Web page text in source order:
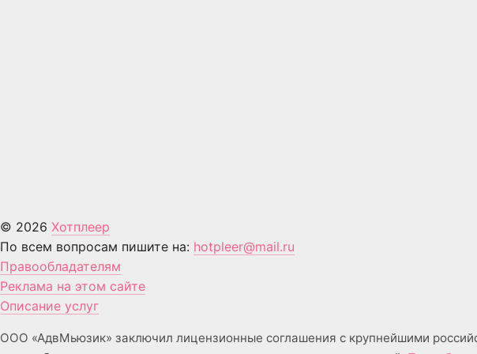
© 2026 Хотплеер
По всем вопросам пишите на: hotpleer@mail.ru
Правообладателям
Реклама на этом сайте
Описание услуг
ООО «АдвМьюзик» заключил лицензионные соглашения с крупнейшими